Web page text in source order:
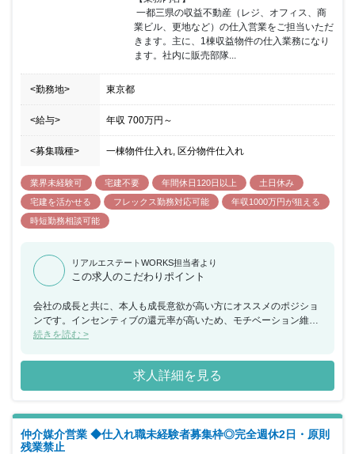
方で事業部の責任者として参画いただける方を歓迎いたします。
業ビル、更地など）の仕入営業をご担当いただ
きます。主に、1棟収益物件の仕入業務になり
ます。社内に販売部隊...
<勤務地> 東京都
<給与> 年収 700万円 ～
<募集職種> 一棟物件仕入れ, 区分物件仕入れ
業界未経験可 宅建不要 年間休日120日以上
土日休み
宅建を活かせる
フレックス勤務対応可能
年収1000万円が狙える
時短勤務相談可能
リアルエステートWORKS担当者より
この求人のこだわりポイント
会社の成長と共に、本人も成長意欲が高い方にオススメのポジショ
ンです。インセンティブの還元率が高いため、モチベーション維持
にも繫がります。フレックスタイム制を導入しており、1日の標準
19：00と、仕事やプライベートなどを考慮し調整可能な制度があり
ます。残業がないポジションのため、働きやすい環境があります。
続きを読む >
求人詳細を見る
仲介媒介営業 ◆仕入れ職未経験者募集枠◎完全週休2日・原則
残業禁止